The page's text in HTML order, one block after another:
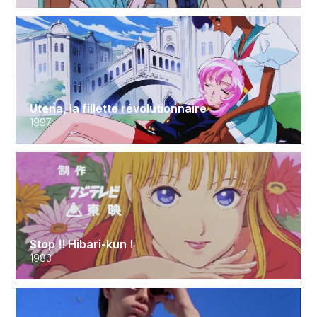
Utena, la fillette révolutionnaire
1997
Stop !! Hibari-kun !
1983